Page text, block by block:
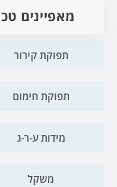
מאפיינים
תפוקת קירור
תפוקת חימום
מידות ע-ר-ג
משקל